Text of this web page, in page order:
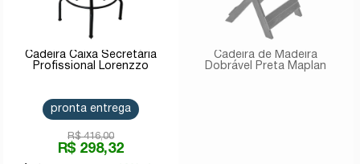
Cadeira Caixa Secretária
Profissional Lorenzzo
R$ 298,32
R$ 416,00
pronta entrega
Cadeira de Madeira
Dobrável Preta Maplan